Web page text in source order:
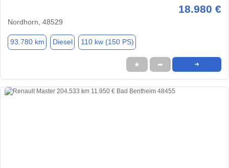
18.980 €
Nordhorn, 48529
93.780 km Diesel 110 kw (150 PS)
★ ➦ ➜